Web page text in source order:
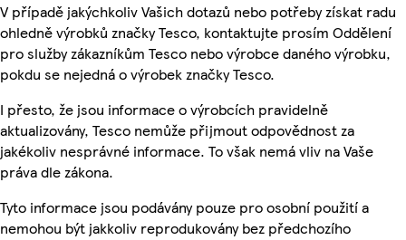
V případě jakýchkoliv Vašich dotazů nebo potřeby získat radu
ohledně výrobků značky Tesco, kontaktujte prosím Oddělení
pro služby zákazníkům Tesco nebo výrobce daného výrobku,
pokdu se nejedná o výrobek značky Tesco.
I přesto, že jsou informace o výrobcích pravidelně
aktualizovány, Tesco nemůže přijmout odpovědnost za
jakékoliv nesprávné informace. To však nemá vliv na Vaše
práva dle zákona.
Tyto informace jsou podávány pouze pro osobní použití a
nemohou být jakkoliv reprodukovány bez předchozího